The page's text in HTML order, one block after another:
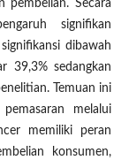
pembelian. Secara
signifikan
dibawah
39,3% sedangkan
Temuan ini
melalui
memiliki peran
konsumen,